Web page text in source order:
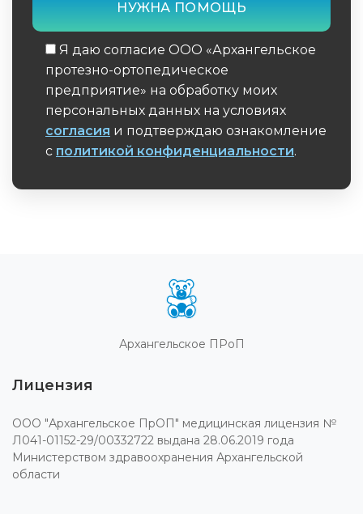
Я даю согласие ООО «Архангельское
протезно-ортопедическое
предприятие» на обработку моих
персональных данных на условиях
согласия и подтверждаю ознакомление
с политикой конфиденциальности.
Архангельское ПРоП
Лицензия
ООО "Архангельское ПрОП" медицинская лицензия №
Л041-01152-29/00332722 выдана 28.06.2019 года
Министерством здравоохранения Архангельской
области